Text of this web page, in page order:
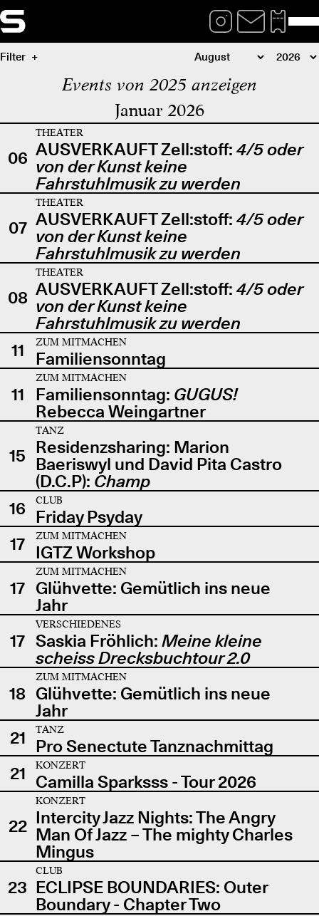
Filter
Events von 2025 anzeigen
Januar 2026
06
THEATER
AUSVERKAUFT Zell:stoff: 4/5 oder
von der Kunst keine
Fahrstuhlmusik zu werden
07
THEATER
AUSVERKAUFT Zell:stoff: 4/5 oder
von der Kunst keine
Fahrstuhlmusik zu werden
08
THEATER
AUSVERKAUFT Zell:stoff: 4/5 oder
von der Kunst keine
Fahrstuhlmusik zu werden
11
ZUM MITMACHEN
Familiensonntag
11
ZUM MITMACHEN
Familiensonntag: GUGUS!
Rebecca Weingartner
15
TANZ
Residenzsharing: Marion
Baeriswyl und David Pita Castro
(D.C.P): Champ
16
CLUB
Friday Psyday
17
ZUM MITMACHEN
IGTZ Workshop
17
ZUM MITMACHEN
Glühvette: Gemütlich ins neue
Jahr
17
VERSCHIEDENES
Saskia Fröhlich: Meine kleine
scheiss Drecksbuchtour 2.0
18
ZUM MITMACHEN
Glühvette: Gemütlich ins neue
Jahr
21
TANZ
Pro Senectute Tanznachmittag
21
KONZERT
Camilla Sparksss - Tour 2026
22
KONZERT
Intercity Jazz Nights: The Angry
Man Of Jazz – The mighty Charles
Mingus
23
CLUB
ECLIPSE BOUNDARIES: Outer
Boundary - Chapter Two